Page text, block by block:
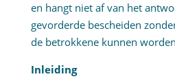
en hangt niet af van het
gevorderde bescheiden
de betrokkene kunnen
Inleiding